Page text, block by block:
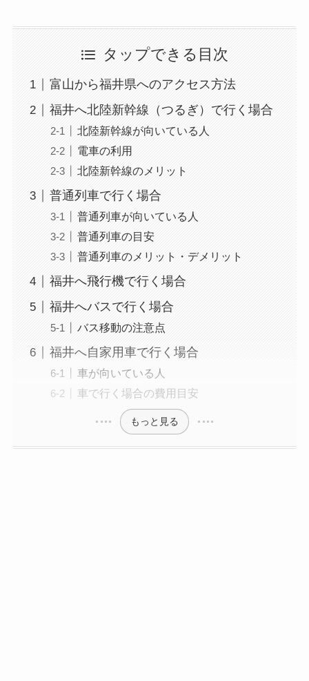
タップできる目次
富山から福井県へのアクセス方法
福井へ北陸新幹線（つるぎ）で行く場合
北陸新幹線が向いている人
電車の利用
北陸新幹線のメリット
普通列車で行く場合
普通列車が向いている人
普通列車の目安
普通列車のメリット・デメリット
福井へ飛行機で行く場合
福井へバスで行く場合
バス移動の注意点
福井へ自家用車で行く場合
車が向いている人
車で行く場合の費用目安
もっと見る